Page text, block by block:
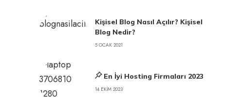
Kişisel Blog Nasıl Açılır? Kişisel
Blog Nedir?
5 OCAK 2021
En İyi Hosting Firmaları 2023
14 EKIM 2023